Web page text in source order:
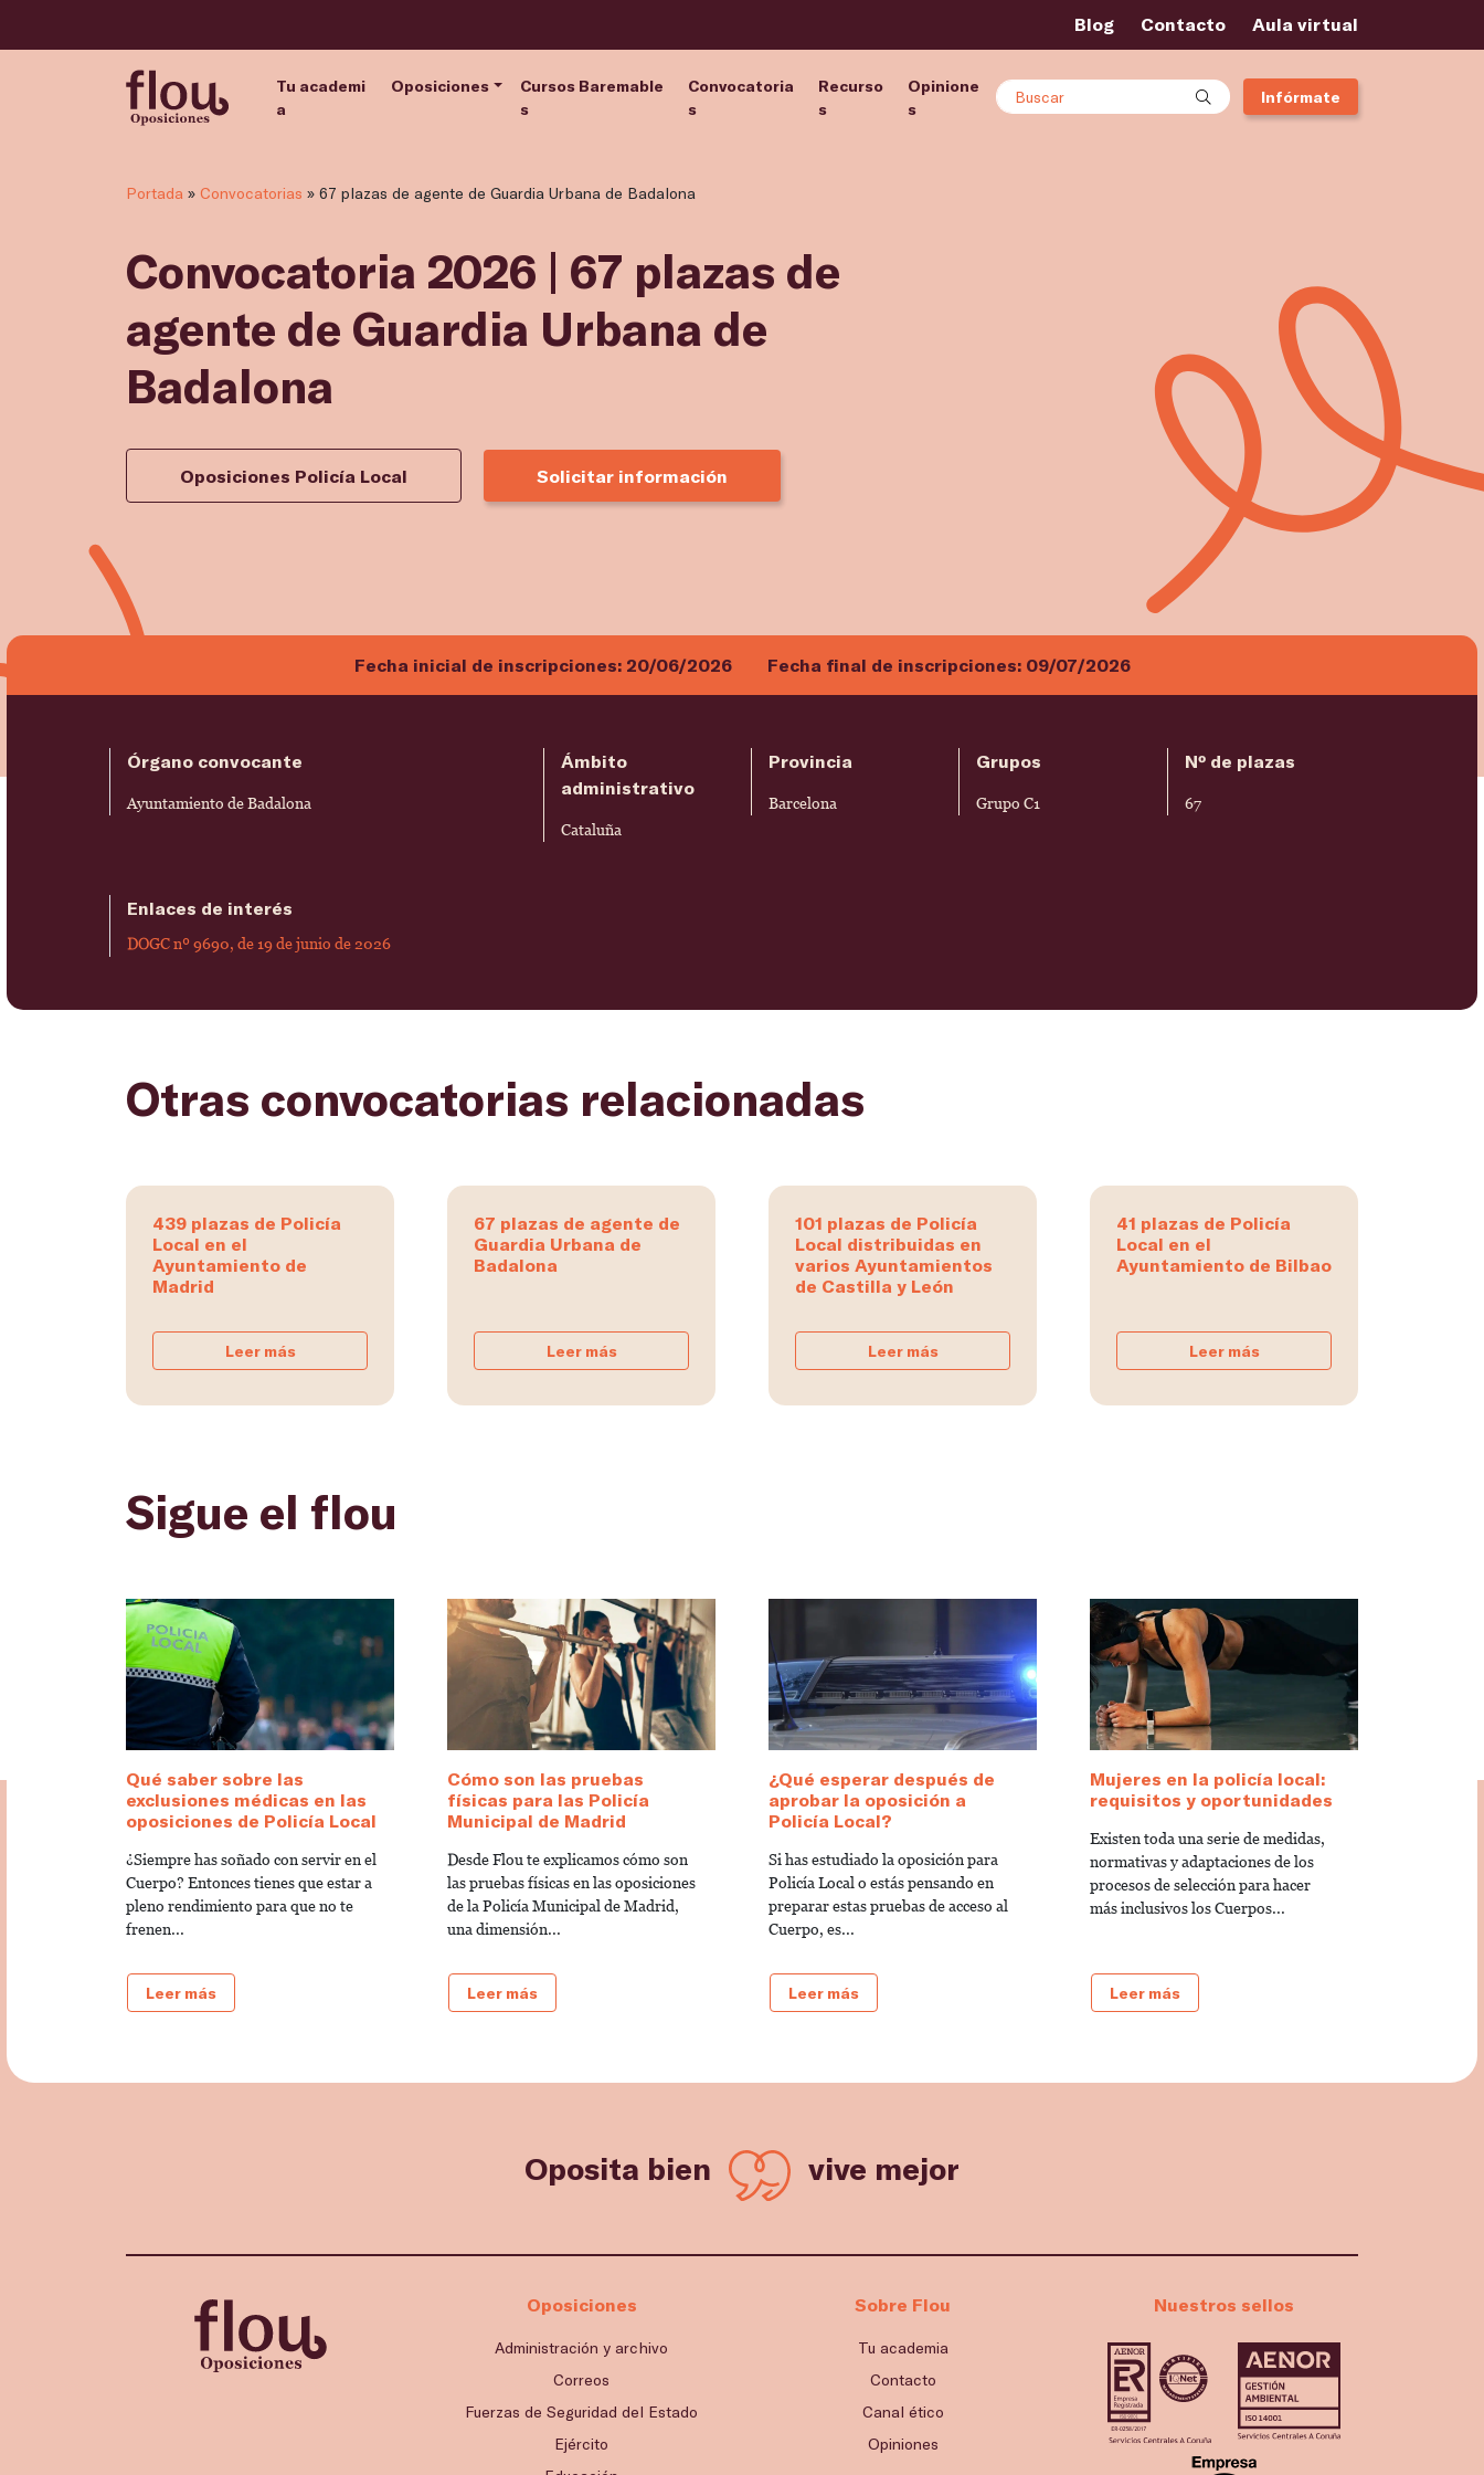
Blog Contacto Aula virtual
Tu academi
a
Oposiciones
Cursos Baremable
s
Convocatoria
s
Recurso
s
Opinione
s
Buscar Infórmate
Portada » Convocatorias » 67 plazas de agente de Guardia Urbana de Badalona
Convocatoria 2026 | 67 plazas de
agente de Guardia Urbana de
Badalona
Oposiciones Policía Local Solicitar información
Fecha inicial de inscripciones: 20/06/2026 Fecha final de inscripciones: 09/07/2026
Órgano convocante
Ayuntamiento de Badalona
Ámbito
administrativo
Cataluña
Provincia
Barcelona
Grupos
Grupo C1
Nº de plazas
67
Enlaces de interés
DOGC nº 9690, de 19 de junio de 2026
Otras convocatorias relacionadas
439 plazas de Policía
Local en el
Ayuntamiento de
Madrid
Leer más
67 plazas de agente de
Guardia Urbana de
Badalona
Leer más
101 plazas de Policía
Local distribuidas en
varios Ayuntamientos
de Castilla y León
Leer más
41 plazas de Policía
Local en el
Ayuntamiento de Bilbao
Leer más
Sigue el flou
Qué saber sobre las
exclusiones médicas en las
oposiciones de Policía Local
¿Siempre has soñado con servir en el
Cuerpo? Entonces tienes que estar a
pleno rendimiento para que no te
frenen...
Leer más
Cómo son las pruebas
físicas para las Policía
Municipal de Madrid
Desde Flou te explicamos cómo son
las pruebas físicas en las oposiciones
de la Policía Municipal de Madrid,
una dimensión...
Leer más
¿Qué esperar después de
aprobar la oposición a
Policía Local?
Si has estudiado la oposición para
Policía Local o estás pensando en
preparar estas pruebas de acceso al
Cuerpo, es...
Leer más
Mujeres en la policía local:
requisitos y oportunidades
Existen toda una serie de medidas,
normativas y adaptaciones de los
procesos de selección para hacer
más inclusivos los Cuerpos...
Leer más
Oposita bien vive mejor
Oposiciones
Administración y archivo
Correos
Fuerzas de Seguridad del Estado
Ejército
Sobre Flou
Tu academia
Contacto
Canal ético
Opiniones
Nuestros sellos